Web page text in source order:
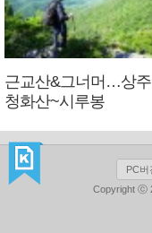
근교산&그너머…상주
청화산~시루봉
PC버
Copyright ⓒ